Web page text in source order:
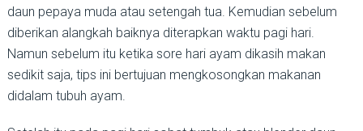
daun pepaya muda atau setengah tua. Kemudian sebelum
diberikan alangkah baiknya diterapkan waktu pagi hari.
Namun sebelum itu ketika sore hari ayam dikasih makan
sedikit saja, tips ini bertujuan mengkosongkan makanan
didalam tubuh ayam.